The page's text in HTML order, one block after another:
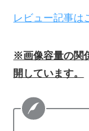
レビュー記事は
※画像容量の関
開しています。